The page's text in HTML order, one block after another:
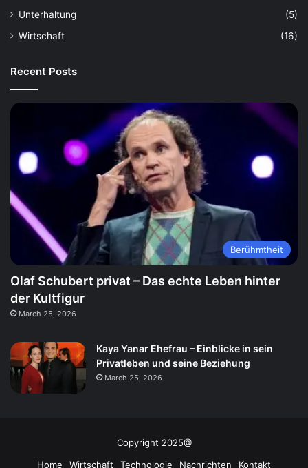
Unterhaltung
(5)
Wirtschaft
(16)
Recent Posts
Berühmtheit
Olaf Schubert privat – Das echte Leben hinter
der Kultfigur
March 25, 2026
Kaya Yanar Ehefrau – Einblicke in sein
Privatleben und seine Beziehung
March 25, 2026
Copyright 2025@
Home
Wirtschaft Technologie Nachrichten Kontakt